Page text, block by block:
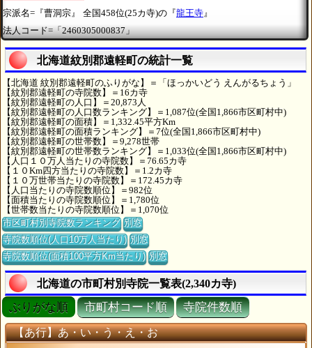
宗派名=『曹洞宗』
全国458位(25カ寺)の『龍王寺 』
法人コード=「2460305000837」
北海道紋別郡遠軽町の統計一覧
【北海道 紋別郡遠軽町のふりがな】＝「ほっかいどう えんがるちょう」
【紋別郡遠軽町の寺院数】＝16カ寺
【紋別郡遠軽町の人口】＝20,873人
【紋別郡遠軽町の人口数ランキング】＝1,087位(全国1,866市区町村中)
【紋別郡遠軽町の面積】＝1,332.45平方Km
【紋別郡遠軽町の面積ランキング】＝7位(全国1,866市区町村中)
【紋別郡遠軽町の世帯数】＝9,278世帯
【紋別郡遠軽町の世帯数ランキング】＝1,033位(全国1,866市区町村中)
【人口１０万人当たりの寺院数】＝76.65カ寺
【１０Km四方当たりの寺院数】＝1.2カ寺
【１０万世帯当たりの寺院数】＝172.45カ寺
【人口当たりの寺院数順位】＝982位
【面積当たりの寺院数順位】＝1,780位
【世帯数当たりの寺院数順位】＝1,070位
市区町村別寺院数ランキング 別窓
寺院数順位(人口10万人当たり) 別窓
寺院数順位(面積100平方Km当たり) 別窓
北海道の市町村別寺院一覧表(2,340カ寺)
ぶりがな順 市町村コード順 寺院件数順
【あ行】あ・い・う・え・お